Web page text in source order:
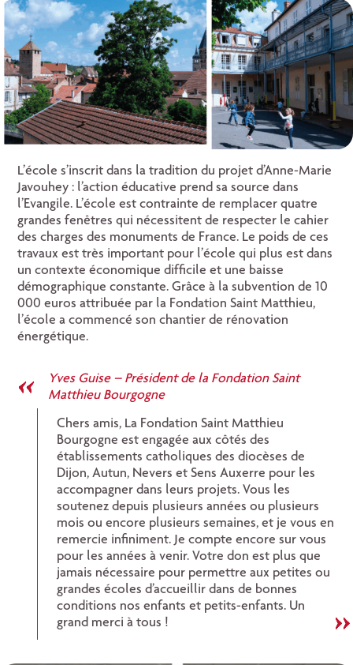
L’école s’inscrit dans la tradition du projet d’Anne-Marie
Javouhey : l’action éducative prend sa source dans
l’Evangile. L’école est contrainte de remplacer quatre
grandes fenêtres qui nécessitent de respecter le cahier
des charges des monuments de France. Le poids de ces
travaux est très important pour l’école qui plus est dans
un contexte économique difficile et une baisse
démographique constante. Grâce à la subvention de 10
000 euros attribuée par la Fondation Saint Matthieu,
l’école a commencé son chantier de rénovation
énergétique.
Chers amis, La Fondation Saint Matthieu
Bourgogne est engagée aux côtés des
établissements catholiques des diocèses de
Dijon, Autun, Nevers et Sens Auxerre pour les
accompagner dans leurs projets. Vous les
soutenez depuis plusieurs années ou plusieurs
mois ou encore plusieurs semaines, et je vous en
remercie infiniment. Je compte encore sur vous
pour les années à venir. Votre don est plus que
jamais nécessaire pour permettre aux petites ou
grandes écoles d’accueillir dans de bonnes
conditions nos enfants et petits-enfants. Un
grand merci à tous !
Yves Guise – Président de la Fondation Saint
Matthieu Bourgogne